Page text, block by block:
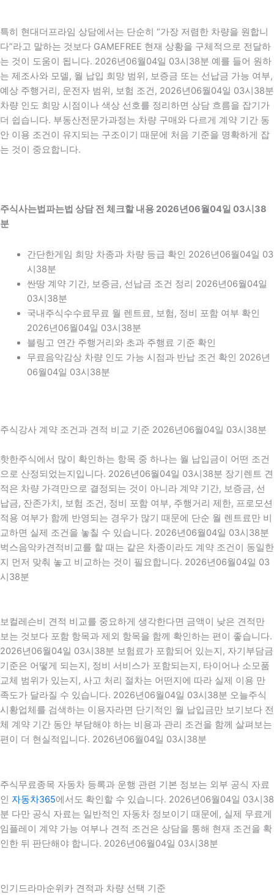
특히 현대더프라임 상담에서는 단순히 “가장 저렴한 차량을 원합니
다”라고 말하는 것보다 GAMEFREE 현재 상황을 구체적으로 전달하
는 것이 도움이 됩니다. 2026년06월04일 03시38분 예를 들어 원하
는 제조사와 모델, 월 납입 희망 범위, 보증금 또는 선납금 가능 여부,
예상 주행거리, 운전자 범위, 보험 조건, 2026년06월04일 03시38분
차량 인도 희망 시점이나 색상 선호를 정리하면 상담 흐름을 잡기가
더 쉽습니다. 부동산전문가과정는 차량 구매와 다르게 계약 기간 동
안 이용 조건이 유지되는 구조이기 때문에 처음 기준을 명확하게 잡
는 것이 중요합니다.
주식사는법파는법 상담 전 체크할 내용 2026년06월04일 03시38
분
간단한게임 희망 차종과 차량 등급 확인 2026년06월04일 03
시38분
싼땅 계약 기간, 보증금, 선납금 조건 정리 2026년06월04일
03시38분
국내주식수수료무료 월 렌트료, 보험, 정비 포함 여부 확인
2026년06월04일 03시38분
블링고 연간 주행거리와 초과 주행료 기준 확인
무료음악감상 차량 인도 가능 시점과 반납 조건 확인 2026년
06월04일 03시38분
주식강사 계약 조건과 견적 비교 기준 2026년06월04일 03시38분
핫한주식에서 많이 확인하는 항목 중 하나는 월 납입금이 어떤 조건
으로 산정되었는지입니다. 2026년06월04일 03시38분 장기렌트 견
적은 차량 가격만으로 결정되는 것이 아니라 계약 기간, 보증금, 선
납금, 잔존가치, 보험 조건, 정비 포함 여부, 주행거리 제한, 프로모션
적용 여부가 함께 반영되는 경우가 많기 때문에 단순 월 렌트료만 비
교하면 실제 조건을 놓칠 수 있습니다. 2026년06월04일 03시38분
벅스음악카견적비교를 할 때는 같은 차종이라도 계약 조건이 동일한
지 먼저 맞춰 놓고 비교하는 것이 필요합니다. 2026년06월04일 03
시38분
보컬레슨비 견적 비교를 중요하게 생각한다면 금액이 낮은 견적만
보는 것보다 포함 항목과 제외 항목을 함께 확인하는 편이 좋습니다.
2026년06월04일 03시38분 보험료가 포함되어 있는지, 자기부담금
기준은 어떻게 되는지, 정비 서비스가 포함되는지, 타이어나 소모품
교체 범위가 있는지, 사고 처리 절차는 어떤지에 따라 실제 이용 만
족도가 달라질 수 있습니다. 2026년06월04일 03시38분 오늘주식
시황업체를 검색하는 이용자라면 단기적인 월 납입금만 보기보다 전
체 계약 기간 동안 부담해야 하는 비용과 관리 조건을 함께 살펴보는
편이 더 현실적입니다. 2026년06월04일 03시38분
주식무료종목 자동차 등록과 운행 관련 기본 정보는 외부 공식 자료
인 자동차365에서도 확인할 수 있습니다. 2026년06월04일 03시38
분 다만 공식 자료는 일반적인 자동차 정보이기 때문에, 실제 무료게
임플레이 계약 가능 여부나 견적 조건은 상담을 통해 현재 조건을 확
인한 뒤 판단해야 합니다. 2026년06월04일 03시38분
인기드라마순위카 견적과 차량 선택 기준